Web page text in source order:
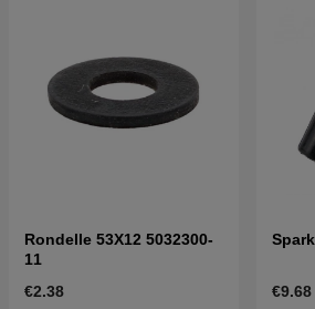
Rondelle 53X12 5032300-
11
€2.38
€9.68